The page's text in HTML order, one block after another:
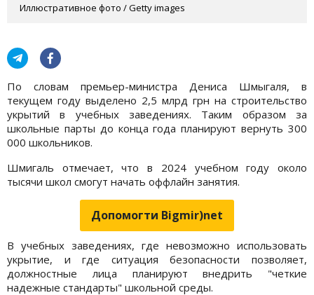
Иллюстративное фото / Getty images
По словам премьер-министра Дениса Шмыгаля, в
текущем году выделено 2,5 млрд грн на строительство
укрытий в учебных заведениях. Таким образом за
школьные парты до конца года планируют вернуть 300
000 школьников.
Шмигаль отмечает, что в 2024 учебном году около
тысячи школ смогут начать оффлайн занятия.
Допомогти Bigmir)net
В учебных заведениях, где невозможно использовать
укрытие, и где ситуация безопасности позволяет,
должностные лица планируют внедрить "четкие
надежные стандарты" школьной среды.